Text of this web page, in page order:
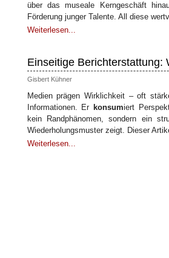
über das museale Kerngeschäft
Förderung junger Talente. All diese
Weiterlesen...
Einseitige Berichterstattung:
Gisbert Kühner
Medien prägen Wirklichkeit – oft
Informationen. Er konsumiert
kein Randphänomen, sondern ein
Wiederholungsmuster zeigt. Dieser
Weiterlesen...